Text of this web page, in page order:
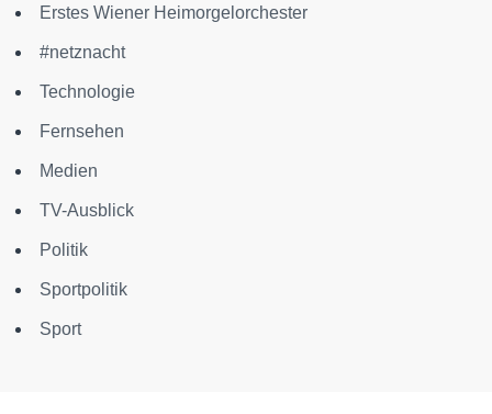
Erstes Wiener Heimorgelorchester
#netznacht
Technologie
Fernsehen
Medien
TV-Ausblick
Politik
Sportpolitik
Sport